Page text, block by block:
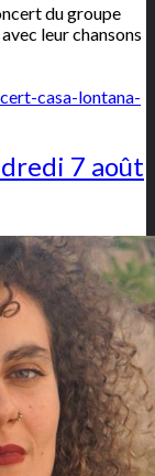
du groupe
leur chansons
casa-lontana-
7 août